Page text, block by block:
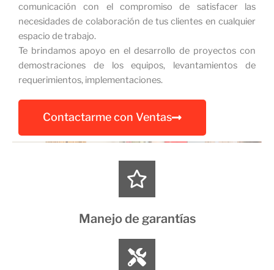
comunicación con el compromiso de satisfacer las
necesidades de colaboración de tus clientes en cualquier
espacio de trabajo.
Te brindamos apoyo en el desarrollo de proyectos con
demostraciones de los equipos, levantamientos de
requerimientos, implementaciones.
Contactarme con Ventas
Manejo de garantías